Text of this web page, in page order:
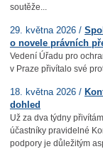
soutěže...
29. května 2026 /
o novele právních
Vedení Úřadu pro
v Praze přivítalo své
18. května 2026 /
dohled
Už za dva týdny
účastníky pravidelné
podpory je důležitým